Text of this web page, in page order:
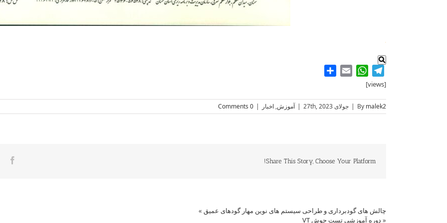
.
Telegram
WhatsApp
Email
[views]
By malek2
| جولای 27th, 2023 | آموزش, اخبار |
0 Comments
Share This Story, Choose Your Platform!
چالش های گودبرداری و طراحی سیستم های نوین مهار گودهای عمیق »
« دوره آموزشی تست جوش VT